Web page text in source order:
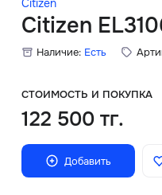
Citizen
Citizen
Наличие: Есть
СТОИМОСТЬ И ПОКУПКА
122 500 тг.
Добавить
О нас